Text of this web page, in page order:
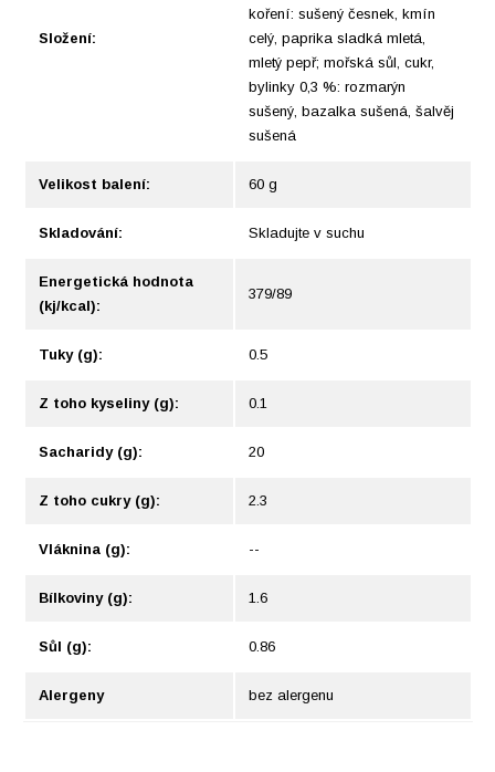
Složení:
koření: sušený česnek, kmín
celý, paprika sladká mletá,
mletý pepř; mořská sůl, cukr,
bylinky 0,3 %: rozmarýn
sušený, bazalka sušená, šalvěj
sušená
Velikost balení: 60 g
Skladování: Skladujte v suchu
Energetická hodnota
(kj/kcal):
379/89
Tuky (g): 0.5
Z toho kyseliny (g): 0.1
Sacharidy (g): 20
Z toho cukry (g): 2.3
Vláknina (g): --
Bílkoviny (g): 1.6
Sůl (g): 0.86
Alergeny bez alergenu